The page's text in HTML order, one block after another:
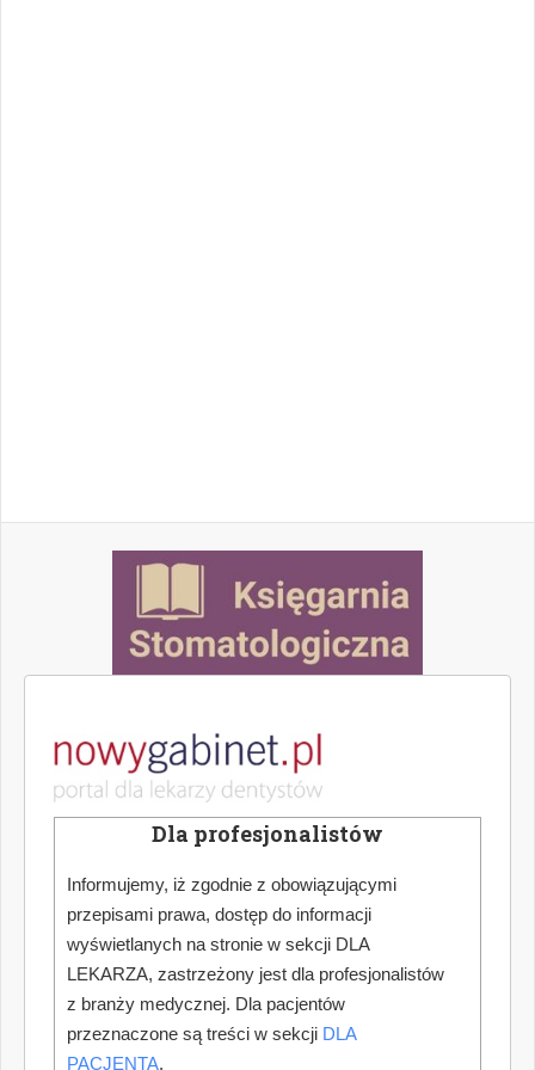
Dla profesjonalistów
Informujemy, iż zgodnie z obowiązującymi
przepisami prawa, dostęp do informacji
wyświetlanych na stronie w sekcji DLA
LEKARZA, zastrzeżony jest dla profesjonalistów
z branży medycznej. Dla pacjentów
przeznaczone są treści w sekcji DLA
PACJENTA.